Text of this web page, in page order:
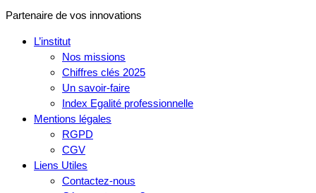
Partenaire de vos innovations
L’institut
Nos missions
Chiffres clés 2025
Un savoir-faire
Index Egalité professionnelle
Mentions légales
RGPD
CGV
Liens Utiles
Contactez-nous